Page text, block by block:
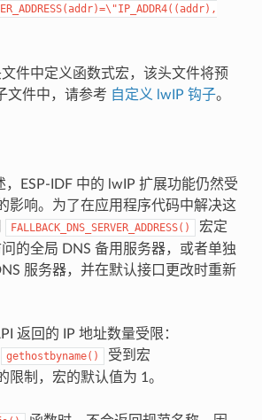
件中定义函数式宏，该头文件将预
文件中，请参考 自定义 lwIP 钩子。
，ESP-IDF 中的 lwIP 扩展功能仍然受
影响。为了在应用程序代码中解决这
FALLBACK_DNS_SERVER_ADDRESS()
宏定
的全局 DNS 备用服务器，或者单独
服务器，并在默认接口更改时重新
返回的 IP 地址数量受限：
gethostbyname() 受到宏
限制，宏的默认值为 1。